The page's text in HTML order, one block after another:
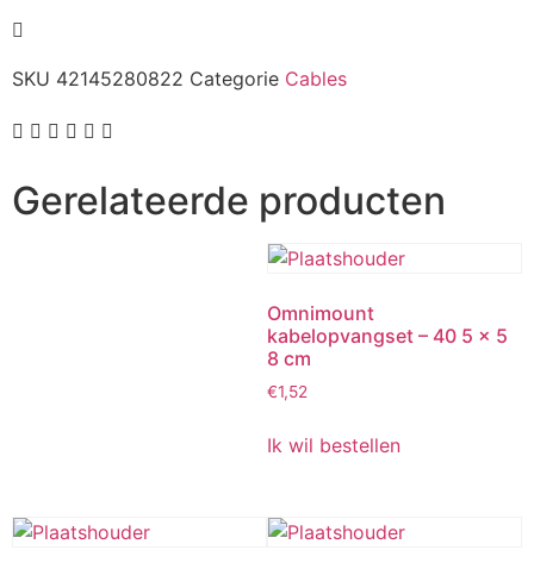
SKU 42145280822 Categorie Cables
Gerelateerde producten
Omnimount
kabelopvangset – 40 5 x 5
8 cm
€1,52
Ik wil bestellen